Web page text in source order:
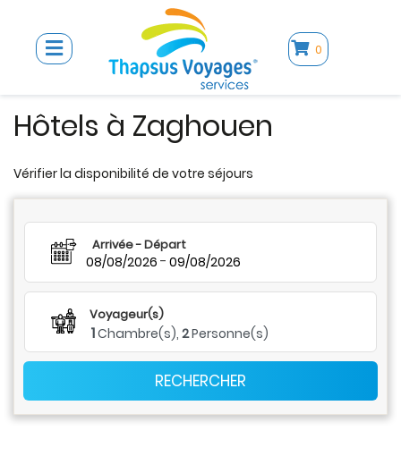
0
Hôtels à Zaghouen
Vérifier la disponibilité de votre séjours
Arrivée - Départ
08/08/2026 - 09/08/2026
Voyageur(s)
1Chambre(s), 2Personne(s)
RECHERCHER